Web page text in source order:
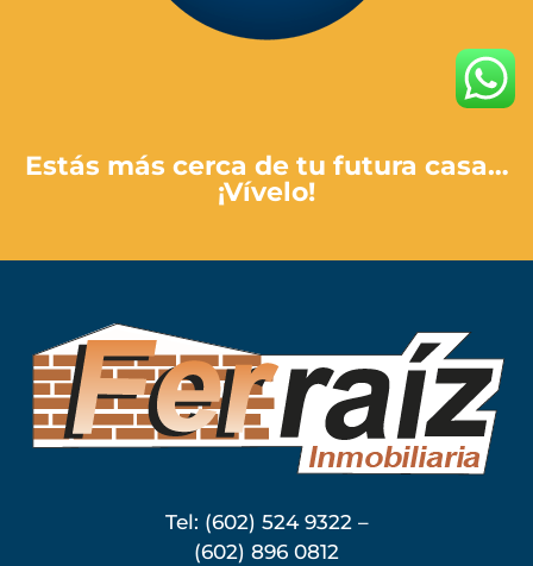
Estás más cerca de tu futura casa…
¡Vívelo!
Tel: (602) 524 9322 –
(602) 896 0812